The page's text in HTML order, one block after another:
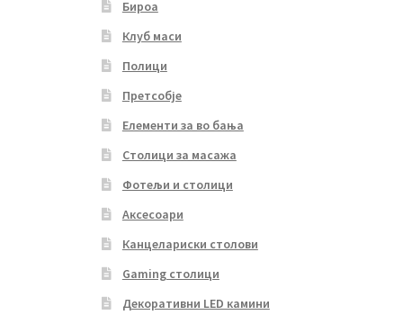
Бироа
Клуб маси
Полици
Претсобје
Елементи за во бања
Столици за масажа
Фотељи и столици
Аксесоари
Канцелариски столови
Gaming столици
Декоративни LED камини